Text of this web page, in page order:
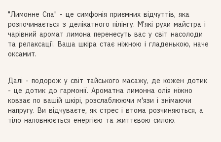
"Лимонне Спа" - це симфонія приємних відчуттів, яка
розпочинається з делікатного пілінгу. М'які рухи майстра і
чарівний аромат лимона перенесуть вас у світ насолоди
та релаксації. Ваша шкіра стає ніжною і гладенькою, наче
оксамит.
Далі - подорож у світ тайського масажу, де кожен дотик
- це дотик до гармонії. Ароматна лимонна олія ніжно
ковзає по вашій шкірі, розслаблюючи м'язи і знімаючи
напругу. Ви відчуваєте, як стрес і втома розчиняються, а
тіло наповнюється енергією та життєвою силою.